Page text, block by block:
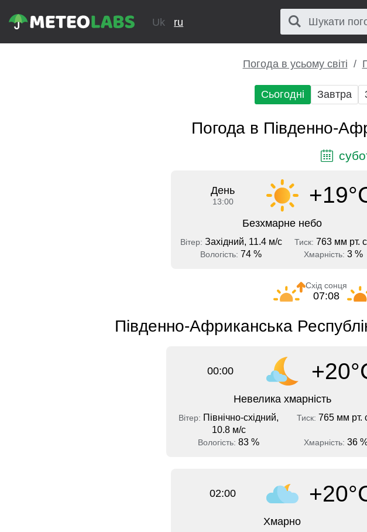
Uk ru
Погода в усьому світі
Сьогодні Завтра
Погода в Південно-
День
13:00
Безхмарне небо
Вітер: Західний, 11.4 м/с Тиск: 763 мм рт.
Вологість: 74 % Хмарність: 3 %
Схід сонця
07:08
Південно-Африканська
00:00
Невелика хмарність
Вітер: Північно-східний,
10.8 м/с
Тиск: 765 мм рт.
Вологість: 83 % Хмарність: 36
02:00
Хмарно